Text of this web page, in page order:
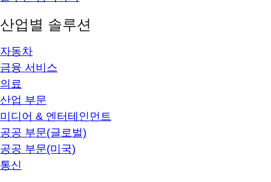
산업별 솔루션
자동차
금융 서비스
의료
산업 부문
미디어 & 엔터테인먼트
공공 부문(글로벌)
공공 부문(미국)
통신